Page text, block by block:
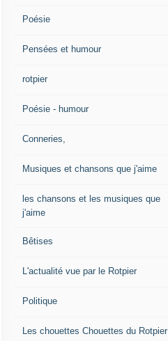
Poésie
Pensées et humour
rotpier
Poésie - humour
Conneries,
Musiques et chansons que j'aime
les chansons et les musiques que
j'aime
Bêtises
L'actualité vue par le Rotpier
Politique
Les chouettes Chouettes du Rotpier